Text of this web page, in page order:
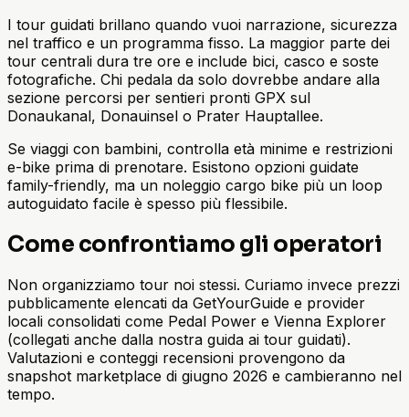
I tour guidati brillano quando vuoi narrazione, sicurezza
nel traffico e un programma fisso. La maggior parte dei
tour centrali dura tre ore e include bici, casco e soste
fotografiche. Chi pedala da solo dovrebbe andare alla
sezione percorsi per sentieri pronti GPX sul
Donaukanal, Donauinsel o Prater Hauptallee.
Se viaggi con bambini, controlla età minime e restrizioni
e-bike prima di prenotare. Esistono opzioni guidate
family-friendly, ma un noleggio cargo bike più un loop
autoguidato facile è spesso più flessibile.
Come confrontiamo gli operatori
Non organizziamo tour noi stessi. Curiamo invece prezzi
pubblicamente elencati da GetYourGuide e provider
locali consolidati come Pedal Power e Vienna Explorer
(collegati anche dalla nostra guida ai tour guidati).
Valutazioni e conteggi recensioni provengono da
snapshot marketplace di giugno 2026 e cambieranno nel
tempo.